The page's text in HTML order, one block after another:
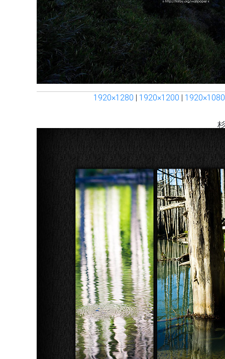
1920×1280 | 1920×1200 | 1920×1080